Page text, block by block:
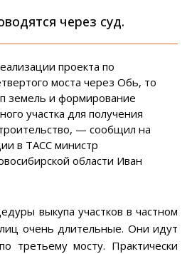
через суд.
проекта по
моста через Обь, то
земель и формирование
участка для получения
— сообщил на
в ТАСС министр
области Иван
выкупа участков в частном
очень длительные. Они идут
третьему мосту. Практически